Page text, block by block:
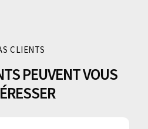
CLIENTS
PEUVENT VOUS